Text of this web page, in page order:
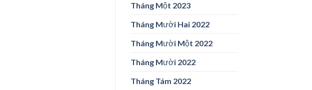
Tháng Một 2023
Tháng Mười Hai 2022
Tháng Mười Một 2022
Tháng Mười 2022
Tháng Tám 2022